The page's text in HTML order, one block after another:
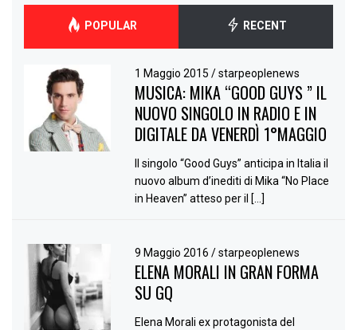
POPULAR RECENT
1 Maggio 2015/ starpeoplenews
MUSICA: MIKA “GOOD GUYS ” IL
NUOVO SINGOLO IN RADIO E IN
DIGITALE DA VENERDÌ 1°MAGGIO
Il singolo “Good Guys” anticipa in Italia il
nuovo album d’inediti di Mika “No Place
in Heaven” atteso per il […]
9 Maggio 2016/ starpeoplenews
ELENA MORALI IN GRAN FORMA
SU GQ
Elena Morali ex protagonista del